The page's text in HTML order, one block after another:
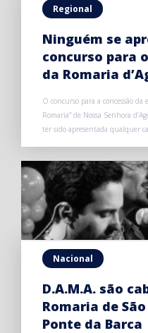
Regional
Ninguém se
concurso para
da Romaria
O concurso para a concessão da
Romaria” de Nossa Senhora
ter sido apresentada qualquer
Nacional
D.A.M.A. são
Romaria de
Ponte da Barca